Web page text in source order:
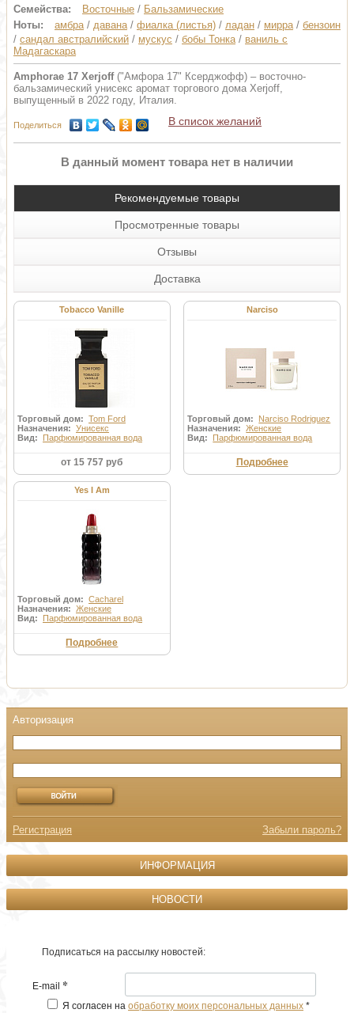
Семейства:
Восточные / Бальзамические
Ноты:
амбра/ давана/ фиалка (листья) / ладан / мирра/ бензоин
/ сандал австралийский / мускус / бобы Тонка/ ваниль с
Мадагаскара
Amphorae 17 Xerjoff ("Амфора 17" Ксерджофф) – восточно-
бальзамический унисекс аромат торгового дома Xerjoff,
выпущенный в 2022 году, Италия.
Поделиться В список желаний
В данный момент товара нет в наличии
Рекомендуемые товары
Просмотренные товары
Отзывы
Доставка
Tobacco Vanille
Торговый дом: Tom Ford
Назначения: Унисекс
Вид:
Парфюмированная вода
от 15 757 руб
Narciso
Торговый дом: Narciso Rodriguez
Назначения:Женские
Вид:
Парфюмированная вода
Подробнее
Yes I Am
Торговый дом: Cacharel
Назначения: Женские
Вид:
Парфюмированная вода
Подробнее
Регистрация Забыли пароль?
ИНФОРМАЦИЯ
НОВОСТИ
Подписаться на рассылку новостей:
E-mail *
Я согласен на обработку моих персональных данных *